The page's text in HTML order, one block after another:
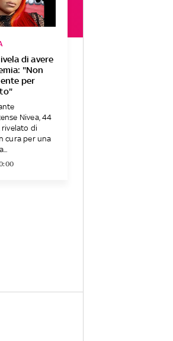
di avere
"Non
per
Nivea, 44
rivelato di
cura per una